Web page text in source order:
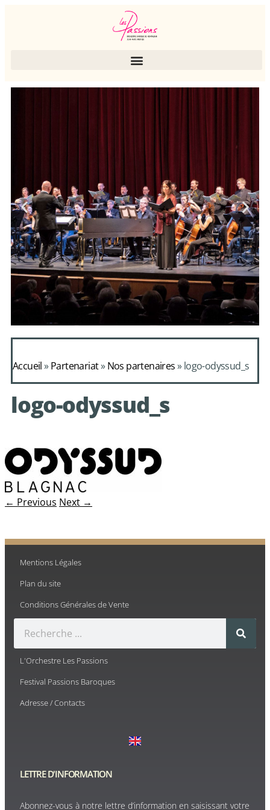
Alcimadure de
Mondonville
avec le choeur de
chambre Les Eléments
Accueil»Partenariat»Nos partenaires»logo-odyssud_s
logo-odyssud_s
← Previous Next →
Mentions Légales
Plan du site
Conditions Générales de Vente
L'Orchestre Les Passions
Festival Passions Baroques
Adresse / Contacts
LETTRE D'INFORMATION
Abonnez-vous à notre lettre d’information en saisissant votre